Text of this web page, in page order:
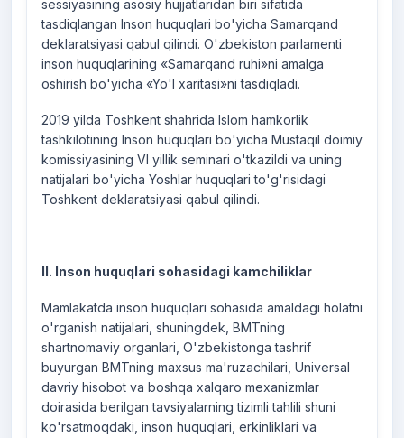
sessiyasining asosiy hujjatlaridan biri sifatida
tasdiqlangan Inson huquqlari bo'yicha Samarqand
deklaratsiyasi qabul qilindi. O'zbekiston parlamenti
inson huquqlarining «Samarqand ruhi»ni amalga
oshirish bo'yicha «Yo'l xaritasi»ni tasdiqladi.
2019 yilda Toshkent shahrida Islom hamkorlik
tashkilotining Inson huquqlari bo'yicha Mustaqil doimiy
komissiyasining VI yillik seminari o'tkazildi va uning
natijalari bo'yicha Yoshlar huquqlari to'g'risidagi
Toshkent deklaratsiyasi qabul qilindi.
II. Inson huquqlari sohasidagi kamchiliklar
Mamlakatda inson huquqlari sohasida amaldagi holatni
o'rganish natijalari, shuningdek, BMTning
shartnomaviy organlari, O'zbekistonga tashrif
buyurgan BMTning maxsus ma'ruzachilari, Universal
davriy hisobot va boshqa xalqaro mexanizmlar
doirasida berilgan tavsiyalarning tizimli tahlili shuni
ko'rsatmoqdaki, inson huquqlari, erkinliklari va